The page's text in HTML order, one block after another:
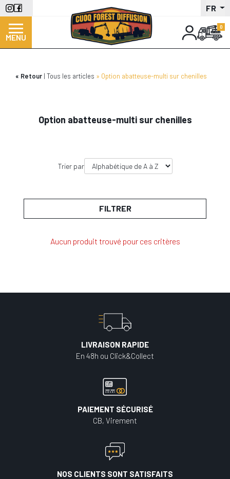
Aller
au
contenu
principal
FR
MENU
Retour Tous les articles Option abatteuse-multi sur chenilles
Option abatteuse-multi sur chenilles
Trier par
FILTRER
Aucun produit trouvé pour ces critères
LIVRAISON RAPIDE
En 48h ou Click&Collect
PAIEMENT SÉCURISÉ
CB, Virement
NOS CLIENTS SONT SATISFAITS